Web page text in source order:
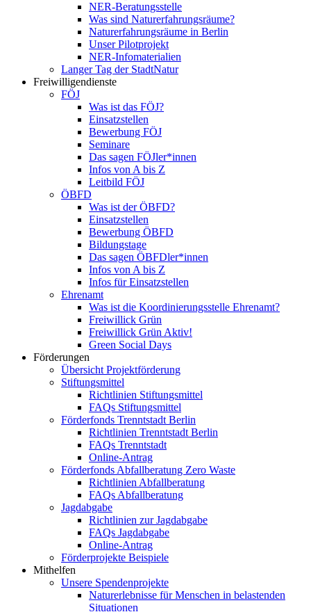
NER-Beratungsstelle
Was sind Naturerfahrungsräume?
Naturerfahrungsräume in Berlin
Unser Pilotprojekt
NER-Infomaterialien
Langer Tag der StadtNatur
Freiwilligendienste
FÖJ
Was ist das FÖJ?
Einsatzstellen
Bewerbung FÖJ
Seminare
Das sagen FÖJler*innen
Infos von A bis Z
Leitbild FÖJ
ÖBFD
Was ist der ÖBFD?
Einsatzstellen
Bewerbung ÖBFD
Bildungstage
Das sagen ÖBFDler*innen
Infos von A bis Z
Infos für Einsatzstellen
Ehrenamt
Was ist die Koordinierungsstelle Ehrenamt?
Freiwillick Grün
Freiwillick Grün Aktiv!
Green Social Days
Förderungen
Übersicht Projektförderung
Stiftungsmittel
Richtlinien Stiftungsmittel
FAQs Stiftungsmittel
Förderfonds Trenntstadt Berlin
Richtlinien Trenntstadt Berlin
FAQs Trenntstadt
Online-Antrag
Förderfonds Abfallberatung Zero Waste
Richtlinien Abfallberatung
FAQs Abfallberatung
Jagdabgabe
Richtlinien zur Jagdabgabe
FAQs Jagdabgabe
Online-Antrag
Förderprojekte Beispiele
Mithelfen
Unsere Spendenprojekte
Naturerlebnisse für Menschen in belastenden
Situationen